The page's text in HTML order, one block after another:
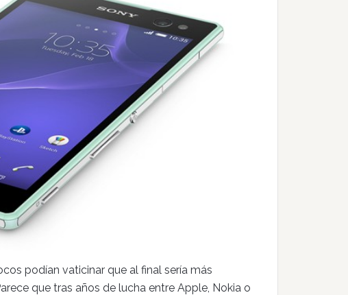
podían vaticinar que al final sería más
que tras años de lucha entre Apple, Nokia o